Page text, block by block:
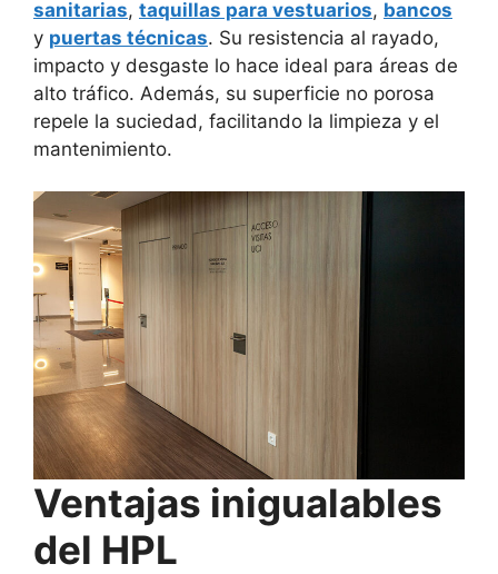
sanitarias, taquillas para vestuarios, bancos
y puertas técnicas. Su resistencia al rayado,
impacto y desgaste lo hace ideal para áreas de
alto tráfico. Además, su superficie no porosa
repele la suciedad, facilitando la limpieza y el
mantenimiento.
Ventajas inigualables
del HPL